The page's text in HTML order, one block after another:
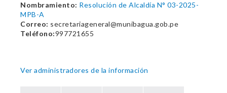
Nombramiento: Resolución de Alcaldía N° 03-2025-
MPB-A
Correo: secretariageneral@munibagua.gob.pe
Teléfono:997721655
Ver administradores de la información